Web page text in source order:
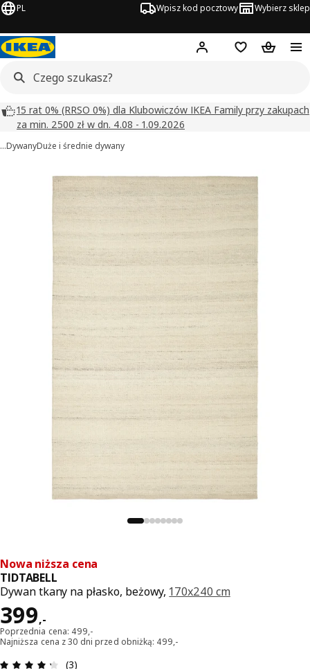
PL Wpisz kod pocztowy Wybierz sklep
Hej! Zaloguj się
Lista zakupowa
Koszyk
15 rat 0% (RRSO 0%) dla Klubowiczów IKEA Family przy zakupach
za min. 2500 zł w dn. 4.08 - 1.09.2026
…DywanyDuże i średnie dywany
obrazy
Nowa niższa cena
TIDTABELL
Dywan tkany na płasko, beżowy, 170x240 cm
399,-
Cena 399,-
Poprzednia cena: 499,-
Najniższa cena z 30 dni przed obniżką: 499,-
Opinia: 4.3 na 5 gwiazdki. Recenzje ogółem: 3
(3)